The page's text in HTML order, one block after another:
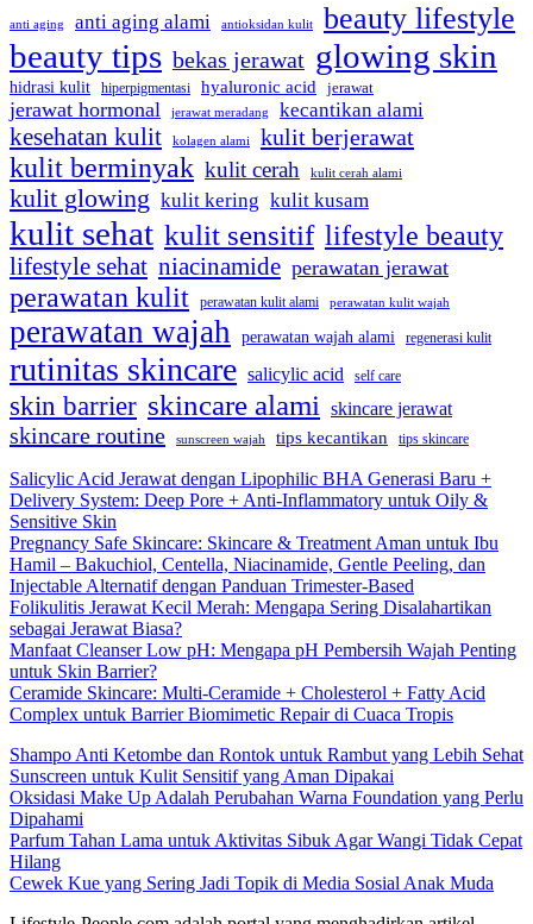
anti aging anti aging alami antioksidan kulit beauty lifestyle
beauty tips bekas jerawat glowing skin
hidrasi kulit hiperpigmentasi hyaluronic acid jerawat
jerawat hormonal jerawat meradang kecantikan alami
kesehatan kulit kolagen alami kulit berjerawat
kulit berminyak kulit cerah kulit cerah alami
kulit glowing kulit kering kulit kusam
kulit sehat kulit sensitif lifestyle beauty
lifestyle sehat niacinamide perawatan jerawat
perawatan kulit perawatan kulit alami perawatan kulit wajah
perawatan wajah perawatan wajah alami regenerasi kulit
rutinitas skincare salicylic acid self care
skin barrier skincare alami skincare jerawat
skincare routine sunscreen wajah tips kecantikan tips skincare
Salicylic Acid Jerawat dengan Lipophilic BHA Generasi Baru +
Delivery System: Deep Pore + Anti-Inflammatory untuk Oily &
Sensitive Skin
Pregnancy Safe Skincare: Skincare & Treatment Aman untuk Ibu
Hamil – Bakuchiol, Centella, Niacinamide, Gentle Peeling, dan
Injectable Alternatif dengan Panduan Trimester-Based
Folikulitis Jerawat Kecil Merah: Mengapa Sering Disalahartikan
sebagai Jerawat Biasa?
Manfaat Cleanser Low pH: Mengapa pH Pembersih Wajah Penting
untuk Skin Barrier?
Ceramide Skincare: Multi-Ceramide + Cholesterol + Fatty Acid
Complex untuk Barrier Biomimetic Repair di Cuaca Tropis
Shampo Anti Ketombe dan Rontok untuk Rambut yang Lebih Sehat
Sunscreen untuk Kulit Sensitif yang Aman Dipakai
Oksidasi Make Up Adalah Perubahan Warna Foundation yang Perlu
Dipahami
Parfum Tahan Lama untuk Aktivitas Sibuk Agar Wangi Tidak Cepat
Hilang
Cewek Kue yang Sering Jadi Topik di Media Sosial Anak Muda